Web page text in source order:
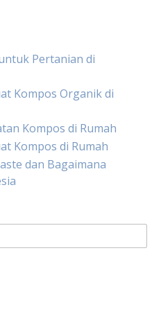
Pertanian di
Kompos Organik di
Kompos di Rumah
Kompos di Rumah
dan Bagaimana